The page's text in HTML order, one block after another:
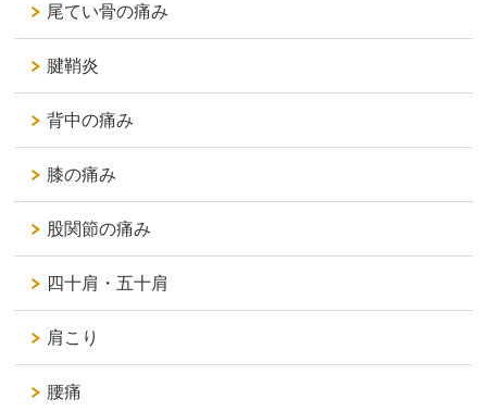
尾てい骨の痛み
腱鞘炎
背中の痛み
膝の痛み
股関節の痛み
四十肩・五十肩
肩こり
腰痛